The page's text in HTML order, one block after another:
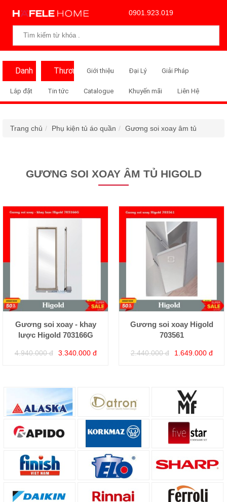
0901.923.019
Danh
Mục
Thương
Hiệu
Giới thiệu Đại Lý Giải Pháp
Lắp đặt Tin tức Catalogue Khuyến mãi Liên Hệ
Trang chủ Phụ kiện tủ áo quần Gương soi xoay âm tủ
GƯƠNG SOI XOAY ÂM TỦ HIGOLD
Gương soi xoay - khay
lược Higold 703166G
4.940.000 đ 3.340.000 đ
Gương soi xoay Higold
703561
2.440.000 đ 1.649.000 đ